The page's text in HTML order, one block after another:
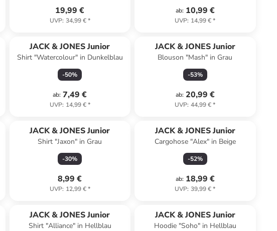
19,99 €
UVP: 34,99 €*
ab: 10,99 €
UVP: 14,99 €*
JACK & JONES Junior
Shirt "Watercolour" in Dunkelblau
-50%
ab: 7,49 €
UVP: 14,99 €*
JACK & JONES Junior
Blouson "Mash" in Grau
-53%
ab: 20,99 €
UVP: 44,99 €*
JACK & JONES Junior
Shirt "Jaxon" in Grau
-30%
8,99 €
UVP: 12,99 €*
JACK & JONES Junior
Cargohose "Alex" in Beige
-52%
ab: 18,99 €
UVP: 39,99 €*
JACK & JONES Junior
Shirt "Alliance" in Hellblau
JACK & JONES Junior
Hoodie "Soho" in Hellblau